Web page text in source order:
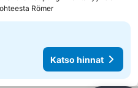
Römer
Katso hinnat